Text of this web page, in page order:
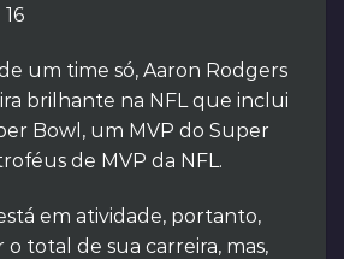
um time só, Aaron Rodgers
brilhante na NFL que inclui
Bowl, um MVP do Super
de MVP da NFL.
em atividade, portanto,
total de sua carreira, mas,